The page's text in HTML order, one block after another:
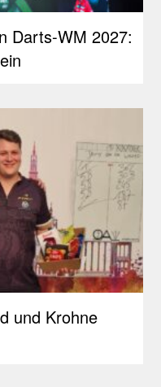
Darts-WM 2027:
und Krohne